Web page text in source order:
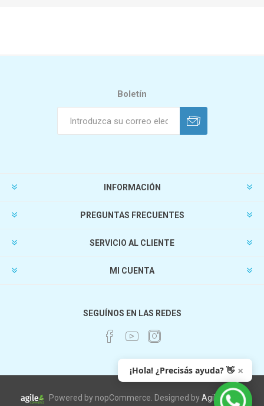
Boletín
INFORMACIÓN
PREGUNTAS FRECUENTES
SERVICIO AL CLIENTE
MI CUENTA
SEGUÍNOS EN LAS REDES
Powered by nopCommerce. Designed byAgileWorks
¡Hola! ¿Precisás ayuda? 👋 ×